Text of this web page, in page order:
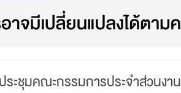
ระชุมคณะกรรมการประจำส่วนงาน